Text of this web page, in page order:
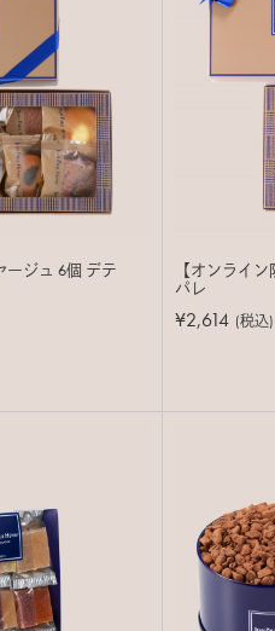
ージュ 6個 デテ
【オンライ
パレ
¥2,614 (税込)